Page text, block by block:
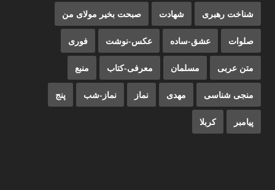
شناخت رهبری شهادت صبحت بخیر مولای من
صلوات عشق-ساده عکس-نوشت فوری
متن عربی مسلمان معرفی-کتاب منبع
منجی شناسی مهدی نماز نماز-شب پنج
پیامبر کربلا